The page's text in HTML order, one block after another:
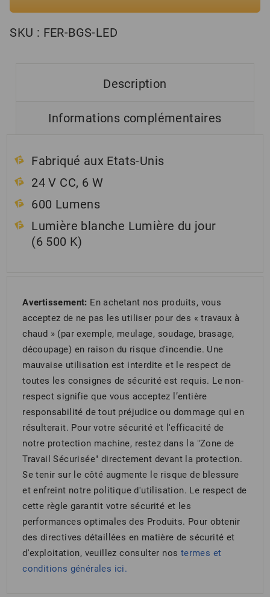
SKU : FER-BGS-LED
Description
Informations complémentaires
Fabriqué aux Etats-Unis
24 V CC, 6 W
600 Lumens
Lumière blanche Lumière du jour
(6 500 K)
Avertissement: En achetant nos produits, vous
acceptez de ne pas les utiliser pour des « travaux à
chaud » (par exemple, meulage, soudage, brasage,
découpage) en raison du risque d'incendie. Une
mauvaise utilisation est interdite et le respect de
toutes les consignes de sécurité est requis. Le non-
respect signifie que vous acceptez l’entière
responsabilité de tout préjudice ou dommage qui en
résulterait. Pour votre sécurité et l'efficacité de
notre protection machine, restez dans la "Zone de
Travail Sécurisée" directement devant la protection.
Se tenir sur le côté augmente le risque de blessure
et enfreint notre politique d'utilisation. Le respect de
cette règle garantit votre sécurité et les
performances optimales des Produits. Pour obtenir
des directives détaillées en matière de sécurité et
d'exploitation, veuillez consulter nos termes et
conditions générales ici.